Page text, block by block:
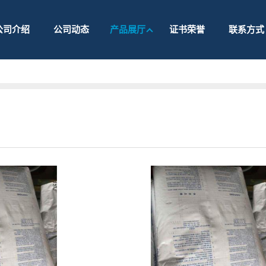
司介绍 公司动态 产品展厅 证书荣誉 联系方式